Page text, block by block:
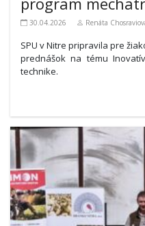
30.04.2026 Renáta
SPU v Nitre pripravila pre
prednášok na tému
technike.